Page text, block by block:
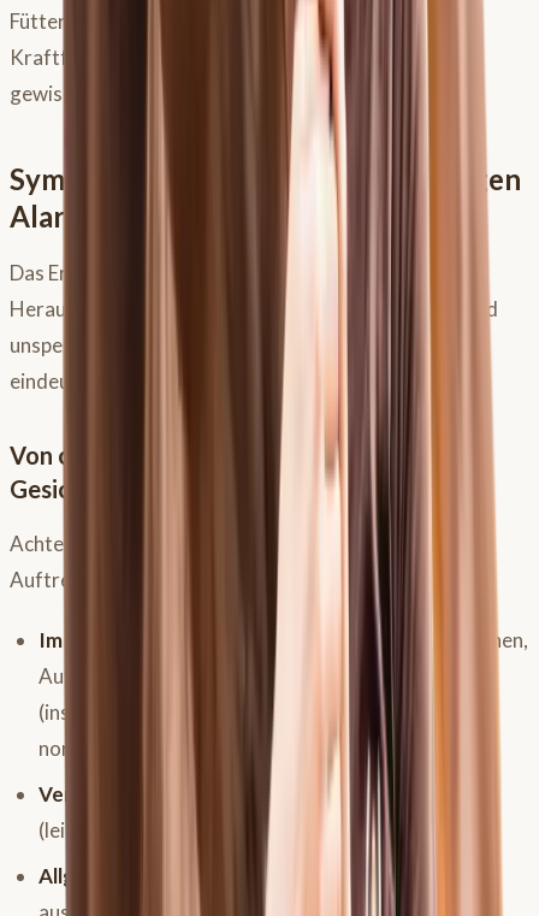
Fütterung so essenziell ist. Heu sollte immer vor dem
Kraftfutter angeboten werden, um bereits einen
gewissen Puffer im
zu haben.
Symptome erkennen: Wenn der Magen
Alarm schlägt
Das Erkennen von Magenproblemen
Herausforderung, da die Symptome sehr vielfältig und
unspezifisch sein können. Es gibt leider nicht
eindeutige Anzeichen.
Von offensichtlich bis subtil: Die vielen
Gesichter von Magenproblemen
Achte auf eine Kombination oder das wiederholte
Auftreten folgender Anzeichen:
Im Maulbereich:
Zähneknirschen, vermehrtes Gähnen,
Aufstoßen (Leerkauen), mäkeliges Fressen
(insbesondere von Kraftfutter, während Heu noch
normal gefressen wird).
Verdauung:
Durchfall, Kotwasser, wiederkehrende
(leichte) Koliken.
Allgemeinzustand:
Gewichtsverlust trotz